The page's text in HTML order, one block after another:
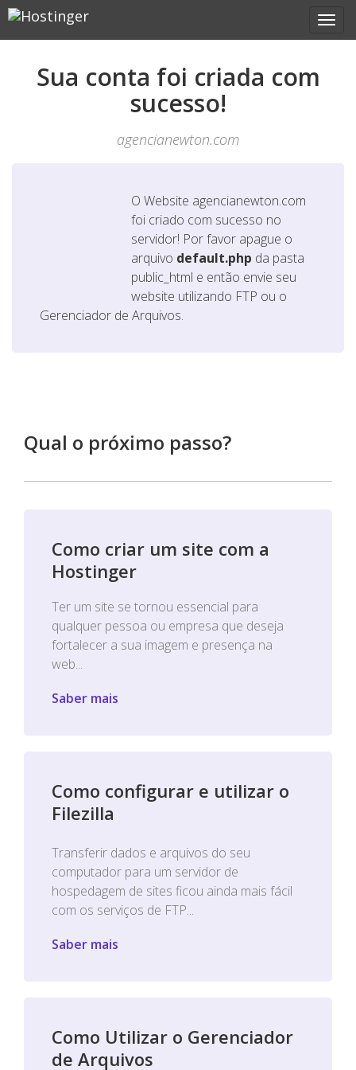
Sua conta foi criada com
sucesso!
agencianewton.com
O Website agencianewton.com
foi criado com sucesso no
servidor! Por favor apague o
arquivo default.php da pasta
public_html e então envie seu
website utilizando FTP ou o
Gerenciador de Arquivos.
Qual o próximo passo?
Como criar um site com a
Hostinger
Ter um site se tornou essencial para
qualquer pessoa ou empresa que deseja
fortalecer a sua imagem e presença na
web...
Saber mais
Como configurar e utilizar o
Filezilla
Transferir dados e arquivos do seu
computador para um servidor de
hospedagem de sites ficou ainda mais fácil
com os serviços de FTP...
Saber mais
Como Utilizar o Gerenciador
de Arquivos